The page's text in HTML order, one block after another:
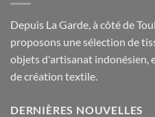
Depuis La Garde, à côté de
proposons une sélection de
objets d'artisanat indonésien,
de création textile.
DERNIÈRES NOUVELLES